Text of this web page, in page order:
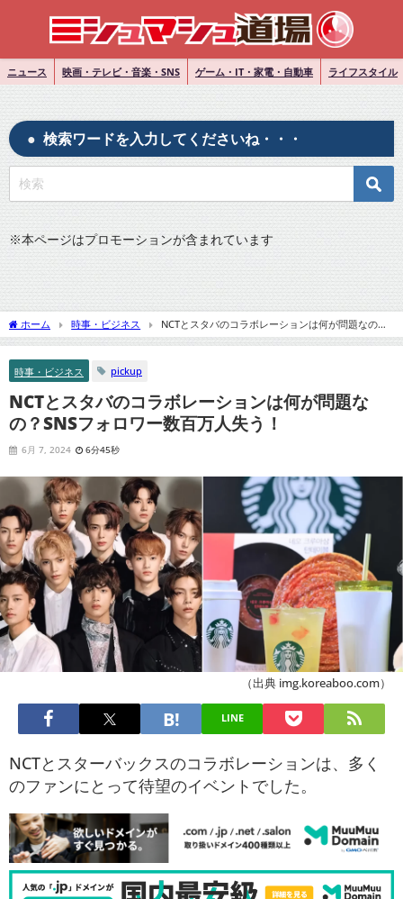
ニュース 映画・テレビ・音楽・SNS ゲーム・IT・家電・自動車 ライフスタイル
検索ワードを入力してくださいね・・・
※本ページはプロモーションが含まれています
ホーム 時事・ビジネス
NCTとスタバのコラボレーションは何が問題なの？
SNSフォロワー数百万人失う！
時事・ビジネス pickup
NCTとスタバのコラボレーションは何が問題な
の？SNSフォロワー数百万人失う！
6月 7, 2024 6分45秒
（出典 img.koreaboo.com）
LINE
NCTとスターバックスのコラボレーションは、多く
のファンにとって待望のイベントでした。